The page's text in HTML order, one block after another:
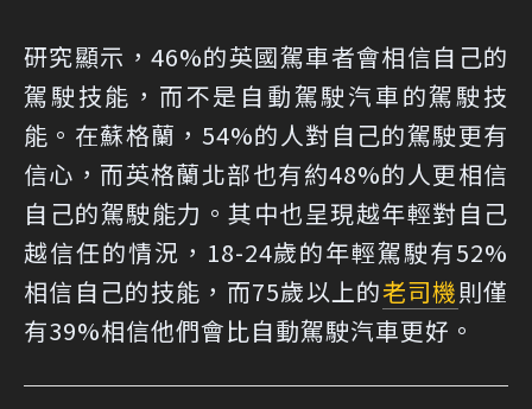
研究顯示，46%的英國駕車者會相信自己的
駕駛技能，而不是自動駕駛汽車的駕駛技
能。在蘇格蘭，54%的人對自己的駕駛更有
信心，而英格蘭北部也有約48%的人更相信
自己的駕駛能力。其中也呈現越年輕對自己
越信任的情況，18-24歲的年輕駕駛有52%
相信自己的技能，而75歲以上的老司機則僅
有39%相信他們會比自動駕駛汽車更好。